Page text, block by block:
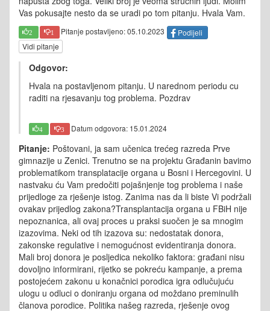
Vas pokusajte nesto da se uradi po tom pitanju. Hvala Vam.
2 1 Pitanje postavljeno: 05.10.2023
Podijeli
Vidi pitanje
Odgovor:
Hvala na postavljenom pitanju. U narednom periodu cu
raditi na rjesavanju tog problema. Pozdrav
4 3 Datum odgovora: 15.01.2024
Pitanje: Poštovani, ja sam učenica trećeg razreda Prve
gimnazije u Zenici. Trenutno se na projektu Građanin bavimo
problematikom transplatacije organa u Bosni i Hercegovini. U
nastvaku ću Vam predočiti pojašnjenje tog problema i naše
prijedloge za rješenje istog. Zanima nas da li biste Vi podržali
ovakav prijedlog zakona?Transplantacija organa u FBiH nije
nepoznanica, ali ovaj proces u praksi suočen je sa mnogim
izazovima. Neki od tih izazova su: nedostatak donora,
zakonske regulative i nemogućnost evidentiranja donora.
Mali broj donora je posljedica nekoliko faktora: građani nisu
dovoljno informirani, rijetko se pokreću kampanje, a prema
postojećem zakonu u konačnici porodica igra odlučujuću
ulogu u odluci o doniranju organa od moždano preminulih
članova porodice. Politika našeg razreda, rješenje ovog